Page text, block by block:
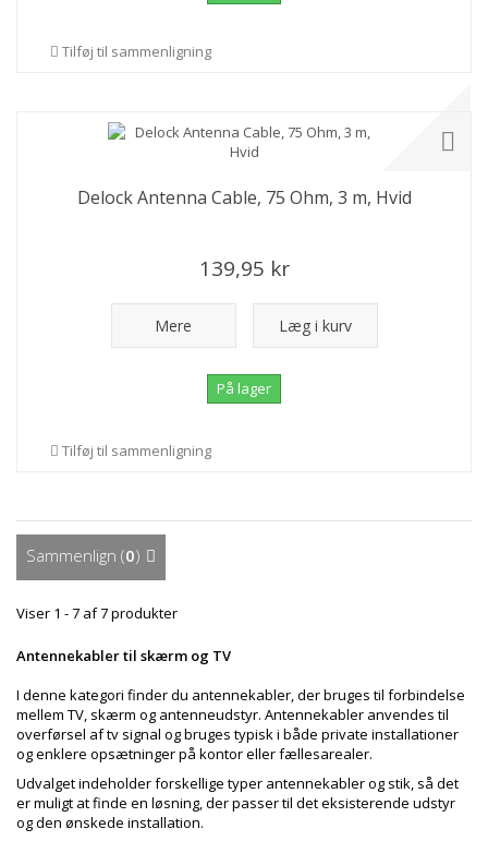
Tilføj til sammenligning
Delock Antenna Cable, 75 Ohm, 3 m, Hvid
139,95 kr
Mere Læg i kurv
På lager
Tilføj til sammenligning
Sammenlign (0)
Viser 1 - 7 af 7 produkter
Antennekabler til skærm og TV
I denne kategori finder du antennekabler, der bruges til forbindelse
mellem TV, skærm og antenneudstyr. Antennekabler anvendes til
overførsel af tv signal og bruges typisk i både private installationer
og enklere opsætninger på kontor eller fællesarealer.
Udvalget indeholder forskellige typer antennekabler og stik, så det
er muligt at finde en løsning, der passer til det eksisterende udstyr
og den ønskede installation.